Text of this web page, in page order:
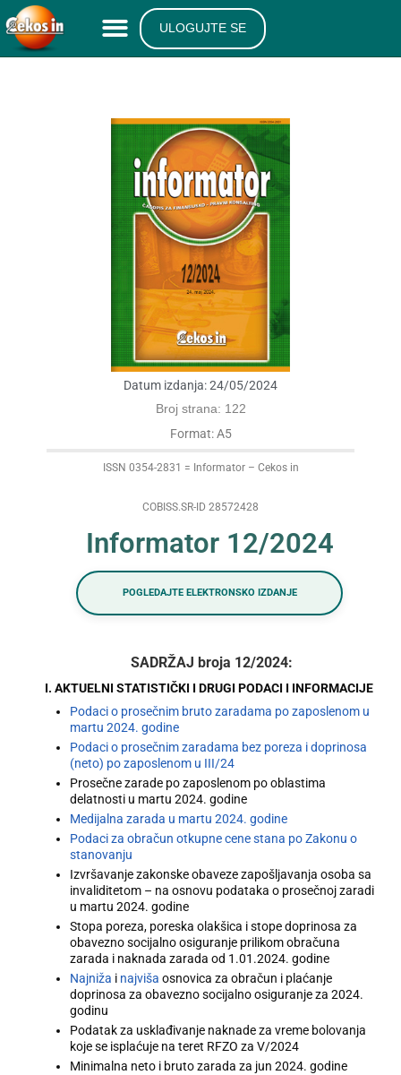
ULOGUJTE SE
Datum izdanja:24/05/2024
Broj strana: 122
Format: A5
ISSN 0354-2831 = Informator – Cekos in
COBISS.SR-ID 28572428
Informator 12/2024
POGLEDAJTE ELEKTRONSKO IZDANJE
SADRŽAJ broja 12/2024:
I. AKTUELNI STATISTIČKI I DRUGI PODACI I INFORMACIJE
Podaci o prosečnim bruto zaradama po zaposlenom u
martu 2024. godine
Podaci o prosečnim zaradama bez poreza i doprinosa
(neto) po zaposlenom u III/24
Prosečne zarade po zaposlenom po oblastima
delatnosti u martu 2024. godine
Medijalna zarada u martu 2024. godine
Podaci za obračun otkupne cene stana po Zakonu o
stanovanju
Izvršavanje zakonske obaveze zapošljavanja osoba sa
invaliditetom – na osnovu podataka o prosečnoj zaradi
u martu 2024. godine
Stopa poreza, poreska olakšica i stope doprinosa za
obavezno socijalno osiguranje prilikom obračuna
zarada i naknada zarada od 1.01.2024. godine
Najniža i najviša osnovica za obračun i plaćanje
doprinosa za obavezno socijalno osiguranje za 2024.
godinu
Podatak za usklađivanje naknade za vreme bolovanja
koje se isplaćuje na teret RFZO za V/2024
Minimalna neto i bruto zarada za jun 2024. godine